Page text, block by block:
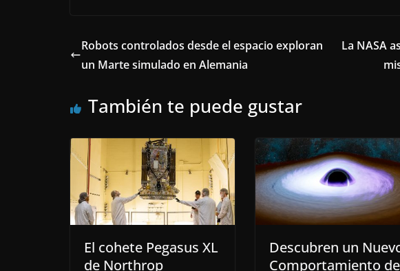
Robots controlados desde el espacio exploran
un Marte simulado en Alemania
La NASA
También te puede gustar
El cohete Pegasus XL
de Northrop
Descubren un
Comportamiento de